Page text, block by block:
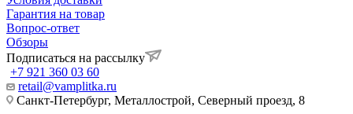
Гарантия на товар
Вопрос-ответ
Обзоры
Подписаться на рассылку
+7 921 360 03 60
retail@vamplitka.ru
Санкт-Петербург, Металлострой, Северный проезд, 8